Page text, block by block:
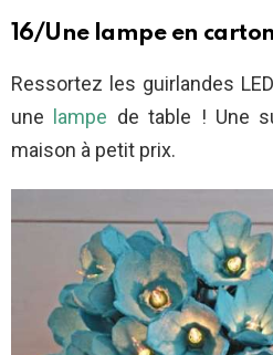
16/Une lampe en carton
Ressortez les guirlandes
une lampe de table ! Une
maison à petit prix.